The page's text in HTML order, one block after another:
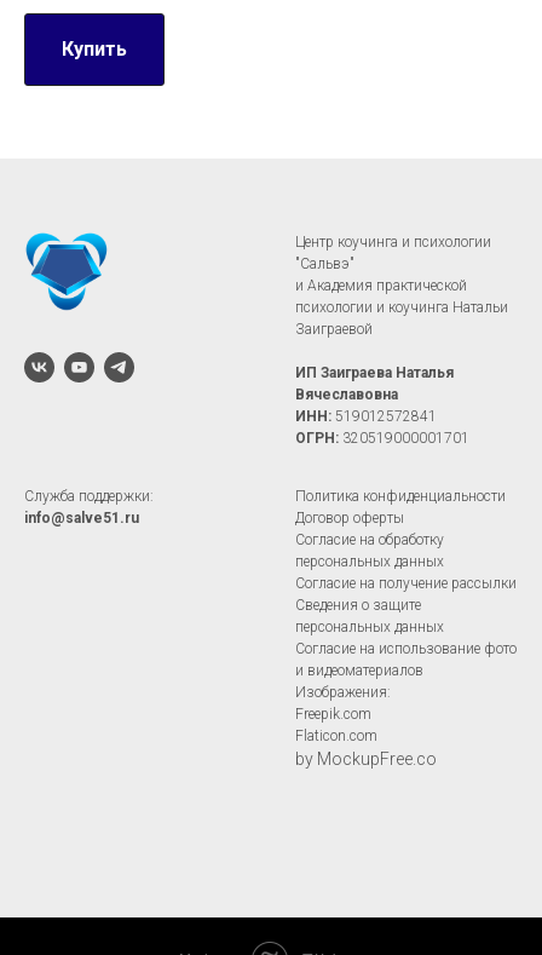
Купить
Центр ​коучинга и психологии
"Сальвэ"
и Академия практической
психологии и коучинга Натальи
Заиграевой
ИП Заиграева Наталья
Вячеславовна
ИНН: 519012572841
ОГРН: 320519000001701
Служба поддержки:
info@salve51.ru
Политика конфиденциальности
Договор оферты
Согласие на обработку
персональных данных
Согласие на получение рассылки
Сведения о защите
персональных данных
Согласие на использование фото
и видеоматериалов
Изображения:
Freepik.com
Flaticon.com
by MockupFree.co